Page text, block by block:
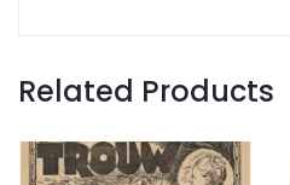
Related Products